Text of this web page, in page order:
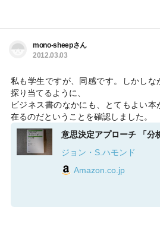
mono-sheepさん
2012.03.03
私も学生ですが、同感です。しかしな
探り当てるように、
ビジネス書のなかにも、とてもよい
在るのだということを確認しました。
意思決定アプローチ 「分
ジョン・S.ハモンド
Amazon.co.jp